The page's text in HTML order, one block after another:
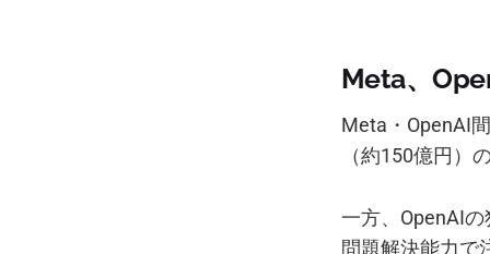
Meta、
Meta・OpenAI
（約150億円）
一方、OpenAI
問題解決能力で